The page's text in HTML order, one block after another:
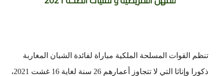
تنظم القوات المسلحة الملكية مباراة لفائدة الشبان المغاربة
ذكورا وإناثا التي لا تتجاوز أعمارهم 26 سنة لغاية 16 غشت 2021،